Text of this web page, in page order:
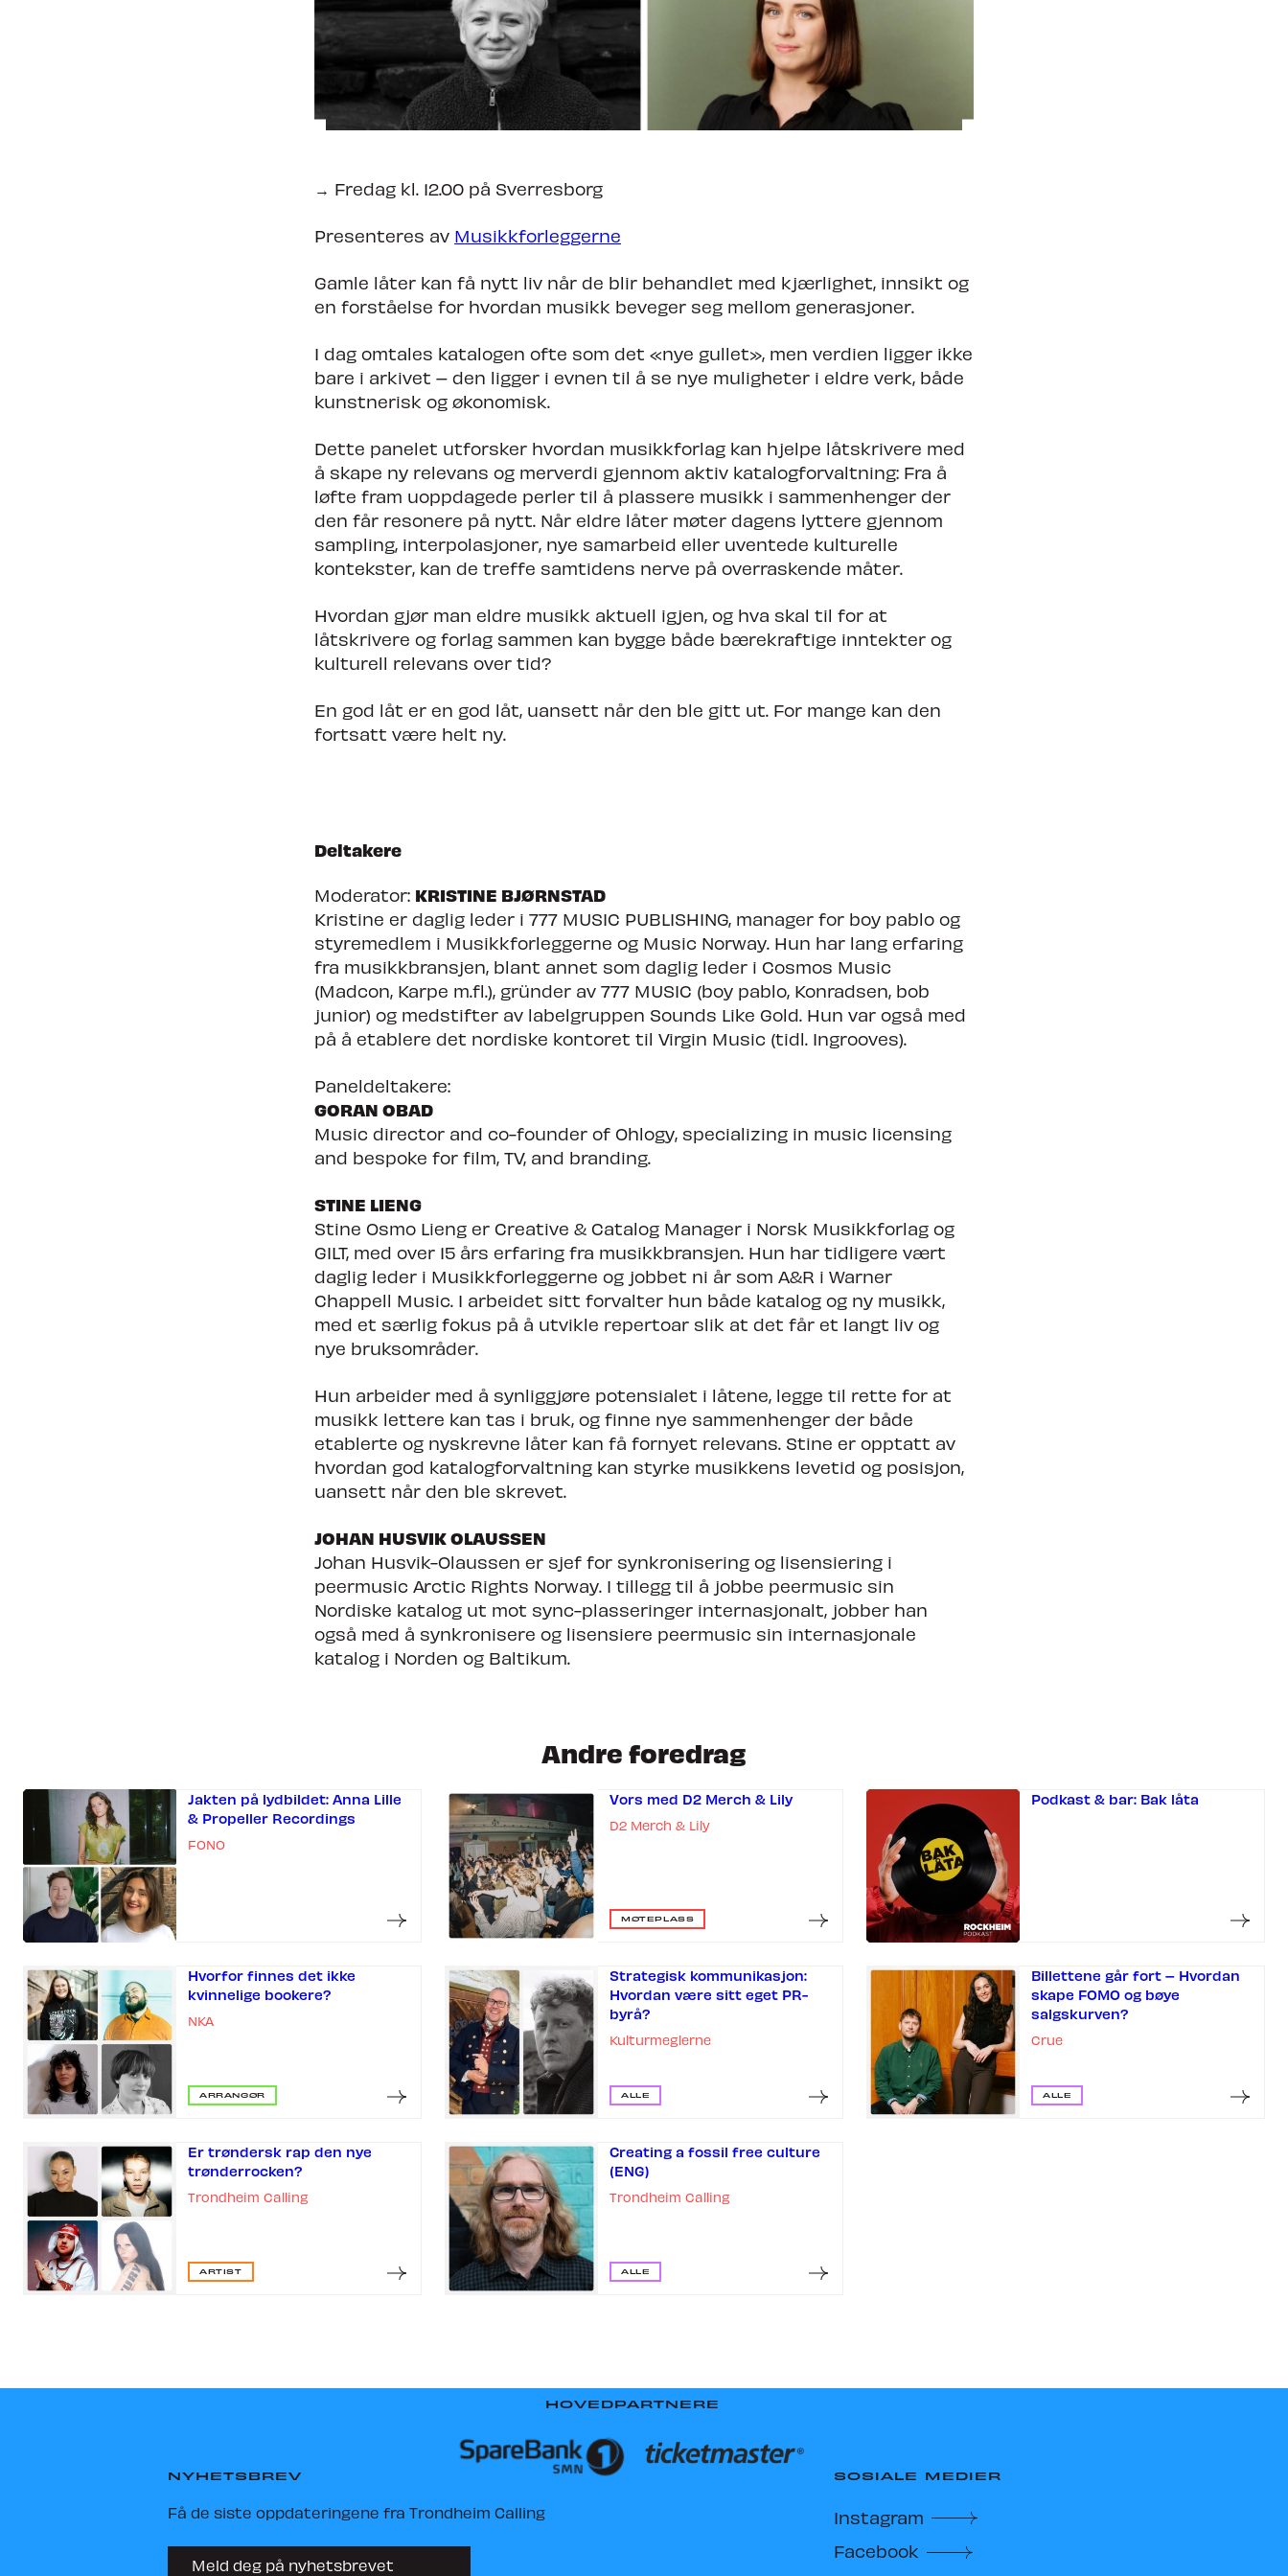
Nyheter Om Trondheim Calling
→ Fredag kl. 12.00 på Sverresborg
Presenteres av Musikkforleggerne
Gamle låter kan få nytt liv når de blir behandlet med kjærlighet, innsikt og
en forståelse for hvordan musikk beveger seg mellom generasjoner.
I dag omtales katalogen ofte som det «nye gullet», men verdien ligger ikke
bare i arkivet – den ligger i evnen til å se nye muligheter i eldre verk, både
kunstnerisk og økonomisk.
Dette panelet utforsker hvordan musikkforlag kan hjelpe låtskrivere med
å skape ny relevans og merverdi gjennom aktiv katalogforvaltning: Fra å
løfte fram uoppdagede perler til å plassere musikk i sammenhenger der
den får resonere på nytt. Når eldre låter møter dagens lyttere gjennom
sampling, interpolasjoner, nye samarbeid eller uventede kulturelle
kontekster, kan de treffe samtidens nerve på overraskende måter.
Hvordan gjør man eldre musikk aktuell igjen, og hva skal til for at
låtskrivere og forlag sammen kan bygge både bærekraftige inntekter og
kulturell relevans over tid?
En god låt er en god låt, uansett når den ble gitt ut. For mange kan den
fortsatt være helt ny.
Deltakere
Moderator: KRISTINE BJØRNSTAD
Kristine er daglig leder i 777 MUSIC PUBLISHING, manager for boy pablo og
styremedlem i Musikkforleggerne og Music Norway. Hun har lang erfaring
fra musikkbransjen, blant annet som daglig leder i Cosmos Music
(Madcon, Karpe m.fl.), gründer av 777 MUSIC (boy pablo, Konradsen, bob
junior) og medstifter av labelgruppen Sounds Like Gold. Hun var også med
på å etablere det nordiske kontoret til Virgin Music (tidl. Ingrooves).
Paneldeltakere:
GORAN OBAD
Music director and co-founder of Ohlogy, specializing in music licensing
and bespoke for film, TV, and branding.
STINE LIENG
Stine Osmo Lieng er Creative & Catalog Manager i Norsk Musikkforlag og
GILT, med over 15 års erfaring fra musikkbransjen. Hun har tidligere vært
daglig leder i Musikkforleggerne og jobbet ni år som A&R i Warner
Chappell Music. I arbeidet sitt forvalter hun både katalog og ny musikk,
med et særlig fokus på å utvikle repertoar slik at det får et langt liv og
nye bruksområder.
Hun arbeider med å synliggjøre potensialet i låtene, legge til rette for at
musikk lettere kan tas i bruk, og finne nye sammenhenger der både
etablerte og nyskrevne låter kan få fornyet relevans. Stine er opptatt av
hvordan god katalogforvaltning kan styrke musikkens levetid og posisjon,
uansett når den ble skrevet.
JOHAN HUSVIK OLAUSSEN
Johan Husvik-Olaussen er sjef for synkronisering og lisensiering i
peermusic Arctic Rights Norway. I tillegg til å jobbe peermusic sin
Nordiske katalog ut mot sync-plasseringer internasjonalt, jobber han
også med å synkronisere og lisensiere peermusic sin internasjonale
katalog i Norden og Baltikum.
Andre foredrag
Jakten på lydbildet: Anna Lille
& Propeller Recordings
FONO
Vors med D2 Merch & Lily
D2 Merch & Lily
MØTEPLASS
Podkast & bar: Bak låta
Hvorfor finnes det ikke
kvinnelige bookere?
NKA
ARRANGØR
Strategisk kommunikasjon:
Hvordan være sitt eget PR-
byrå?
Kulturmeglerne
ALLE
Billettene går fort – Hvordan
skape FOMO og bøye
salgskurven?
Crue
ALLE
Er trøndersk rap den nye
trønderrocken?
Trondheim Calling
ARTIST
Creating a fossil free culture
(ENG)
Trondheim Calling
ALLE
HOVEDPARTNERE
NYHETSBREV
Få de siste oppdateringene fra Trondheim Calling
Meld deg på nyhetsbrevet
SOSIALE MEDIER
Instagram
Facebook